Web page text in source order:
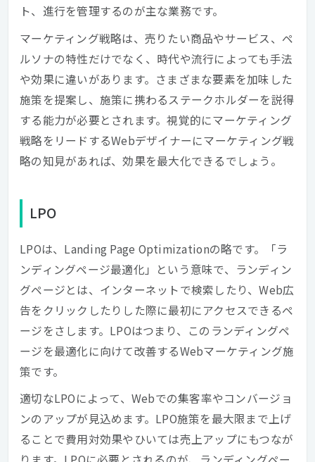
ト、進行を管理するのが主な業務です。
マーケティング戦略は、売りたい商品やサービス、ペ
ルソナの特性だけでなく、時代や流行によっても手法
や効果に違いがあります。さまざまな要素を加味した
施策を提案し、施策に携わるステークホルダーを説得
する能力が必要とされます。視覚的にマーケティング
戦略をリードするWebデザイナーにマーケティング戦
略の知見があれば、効果を最大化できるでしょう。
LPO
LPOは、Landing Page Optimizationの略です。「ラ
ンディングページ最適化」という意味で、ランディン
グページとは、インターネットで検索したり、Web広
告をクリックしたりした際に最初にアクセスできるペ
ージをさします。LPOはつまり、このランディングペ
ージを最適化に向けて改善するWebマーケティング施
策です。
適切なLPOによって、Webでの集客率やコンバージョ
ンのアップが見込めます。LPO施策を最大限まで上げ
ることで費用対効果やひいては売上アップにもつなが